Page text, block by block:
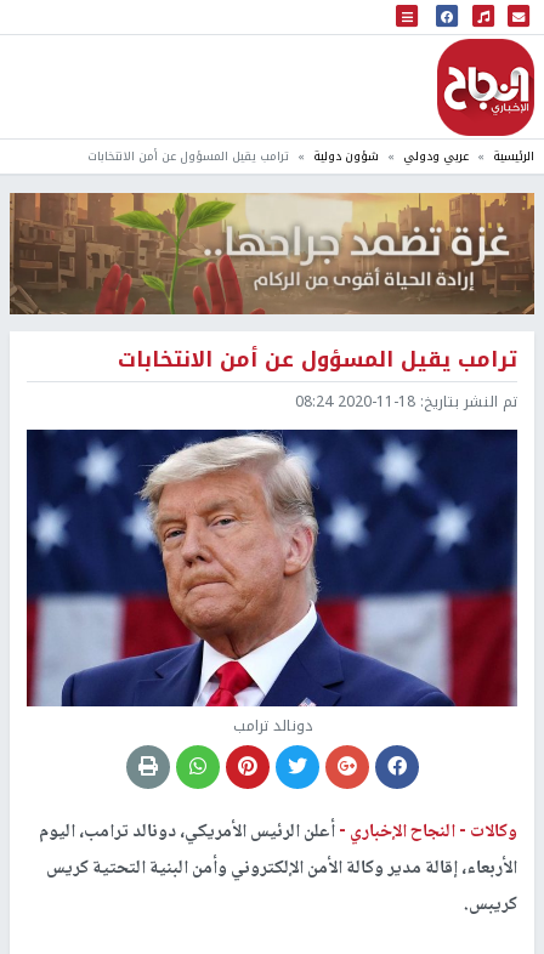
البث المباشر
إذاعة النجاح
الرئيسية عربي ودولي شؤون دولية ترامب يقيل المسؤول عن أمن الانتخابات
ترامب يقيل المسؤول عن أمن الانتخابات
تم النشر بتاريخ: 2020-11-18 08:24
دونالد ترامب
وكالات -النجاح الإخباري -أعلن الرئيس الأمريكي، دونالد ترامب، اليوم
الأربعاء، إقالة مدير وكالة الأمن الإلكتروني وأمن البنية التحتية كريس
كريبس.